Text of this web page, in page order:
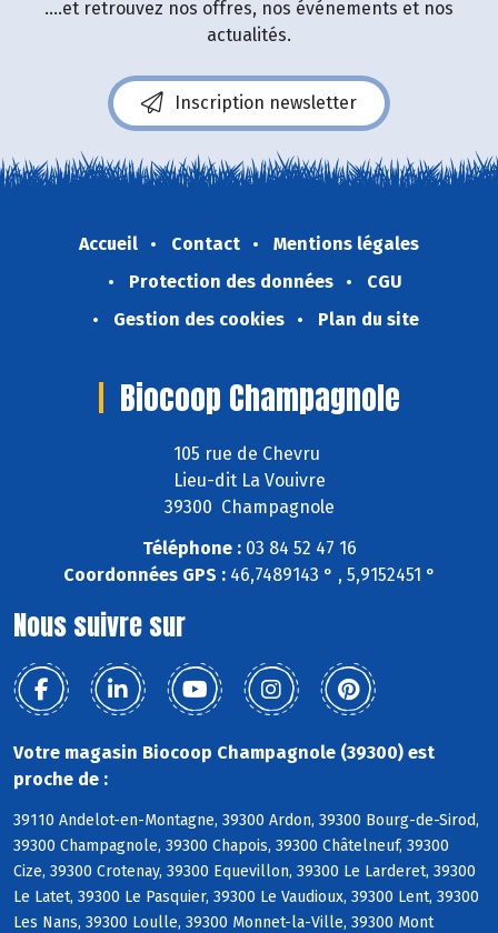
....et retrouvez nos offres, nos événements et nos
actualités.
Inscription newsletter
Accueil Contact
Mentions légales
Protection des données
CGU
Gestion des cookies
Plan du site
Biocoop Champagnole
105 rue de Chevru
Lieu-dit La Vouivre
39300 Champagnole
Téléphone :03 84 52 47 16
Coordonnées GPS :46,7489143 ° , 5,9152451 °
Nous suivre sur
Votre magasin Biocoop Champagnole (39300) est
proche de :
39110 Andelot-en-Montagne, 39300 Ardon, 39300 Bourg-de-Sirod,
39300 Champagnole, 39300 Chapois, 39300 Châtelneuf, 39300
Cize, 39300 Crotenay, 39300 Equevillon, 39300 Le Larderet, 39300
Le Latet, 39300 Le Pasquier, 39300 Le Vaudioux, 39300 Lent, 39300
Les Nans, 39300 Loulle, 39300 Monnet-la-Ville, 39300 Mont